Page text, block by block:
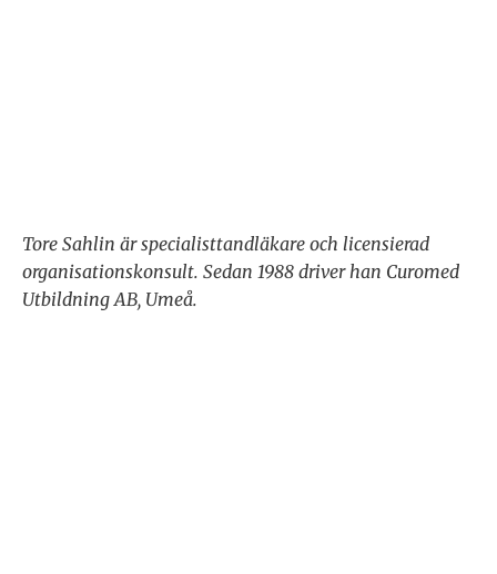
Tore Sahlin är specialisttandläkare och licensierad
organisationskonsult. Sedan 1988 driver han Curomed
Utbildning AB, Umeå.